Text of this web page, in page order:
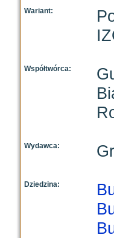
Wariant:
Współtwórca:
Wydawca:
Dziedzina: